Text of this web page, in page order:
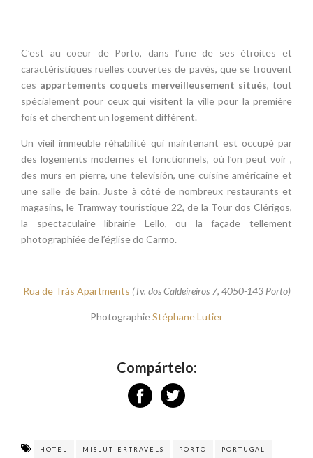
C’est au coeur de Porto, dans l’une de ses étroites et
caractéristiques ruelles couvertes de pavés, que se trouvent
ces appartements coquets merveilleusement situés, tout
spécialement pour ceux qui visitent la ville pour la première
fois et cherchent un logement différent.
Un vieil immeuble réhabilité qui maintenant est occupé par
des logements modernes et fonctionnels, où l’on peut voir ,
des murs en pierre, une televisión, une cuisine américaine et
une salle de bain. Juste à côté de nombreux restaurants et
magasins, le Tramway touristique 22, de la Tour dos Clérigos,
la spectaculaire librairie Lello, ou la façade tellement
photographiée de l’église do Carmo.
Rua de Trás Apartments (Tv. dos Caldeireiros 7, 4050-143 Porto)
PhotographieStéphane Lutier
Compártelo:
HOTEL MISLUTIERTRAVELS PORTO PORTUGAL